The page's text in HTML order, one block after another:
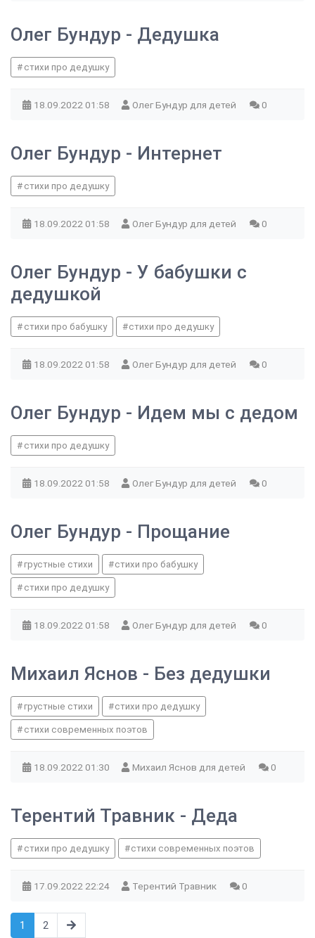
Олег Бундур - Дедушка
стихи про дедушку
18.09.2022 01:58 Олег Бундур для детей 0
Олег Бундур - Интернет
стихи про дедушку
18.09.2022 01:58 Олег Бундур для детей 0
Олег Бундур - У бабушки с
дедушкой
стихи про бабушку стихи про дедушку
18.09.2022 01:58 Олег Бундур для детей 0
Олег Бундур - Идем мы с дедом
стихи про дедушку
18.09.2022 01:58 Олег Бундур для детей 0
Олег Бундур - Прощание
грустные стихи стихи про бабушку
стихи про дедушку
18.09.2022 01:58 Олег Бундур для детей 0
Михаил Яснов - Без дедушки
грустные стихи стихи про дедушку
стихи современных поэтов
18.09.2022 01:30 Михаил Яснов для детей 0
Терентий Травник - Деда
стихи про дедушку стихи современных поэтов
17.09.2022 22:24 Терентий Травник 0
1 2